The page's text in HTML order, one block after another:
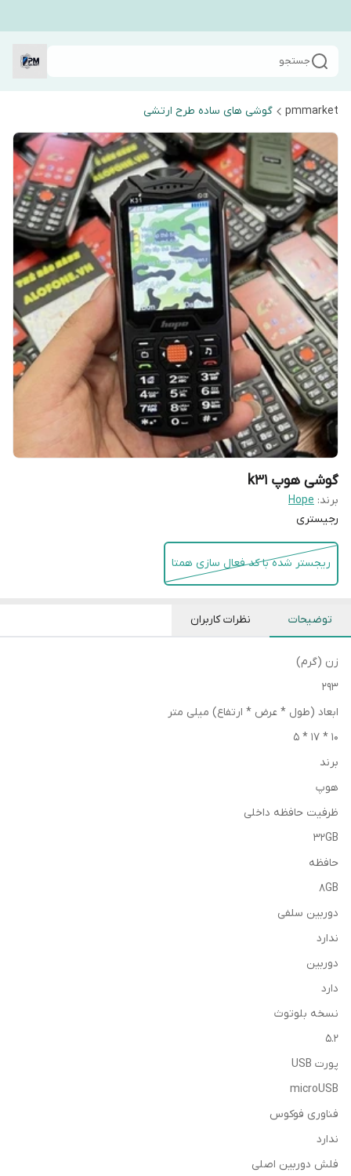
جستجو
pmmarket گوشی های ساده طرح ارتشی
گوشی هوپ k31
برند: Hope
رجیستری
ریجستر شده با کد فعال سازی همتا
توضیحات نظرات کاربران
زن (گرم)
293
ابعاد (طول * عرض * ارتفاع) میلی متر
10 * 17 * 5
برند
هوپ
ظرفیت حافظه داخلی
32GB
حافظه
8GB
دوربین سلفی
ندارد
دوربین
دارد
نسخه بلوتوث
5.2
پورت USB
microUSB
فناوری فوکوس
ندارد
فلش دوربین اصلی